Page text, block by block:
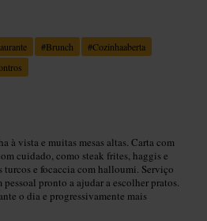
#Brunch #Cozinhaaberta
à vista e muitas mesas altas. Carta com
cuidado, como steak frites, haggis e
turcos e focaccia com halloumi. Serviço
pronto a ajudar a escolher pratos.
o dia e progressivamente mais